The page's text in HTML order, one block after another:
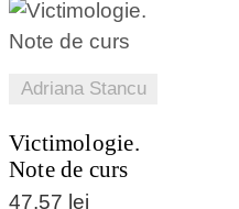
Adriana Stancu
VEZI
Victimologie.
Note de curs
47,57 lei